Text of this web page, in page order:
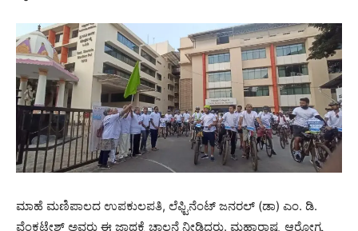
ಮಾಹೆ ಮಣಿಪಾಲದ ಉಪಕುಲಪತಿ, ಲೆಫ್ಟಿನೆಂಟ್ ಜನರಲ್ (ಡಾ) ಎಂ. ಡಿ.
ವೆಂಕಟೇಶ್ ಅವರು ಈ ಜಾಥಕ್ಕೆ ಚಾಲನೆ ನೀಡಿದರು. ಮಹಾರಾಷ್ಟ್ರ ಆರೋಗ್ಯ